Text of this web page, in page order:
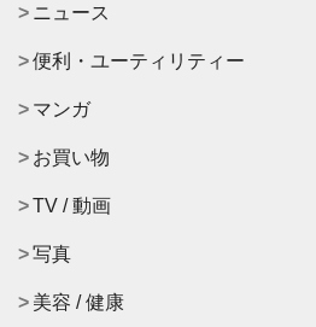
ニュース
便利・ユーティリティー
マンガ
お買い物
TV / 動画
写真
美容 / 健康